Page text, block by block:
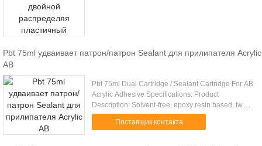
Pbt 75ml удваивает патрон/патрон Sealant для прилипателя Acrylic
AB
Pbt 75ml Dual Cartridge / Sealant Cartridge For AB
Acrylic Adhesive Specifications: Product
Description: Solvent-free, epoxy resin based, two
part high performance anchoring adhesive. Uses:
For the fixing of .....
Поставщик контакта